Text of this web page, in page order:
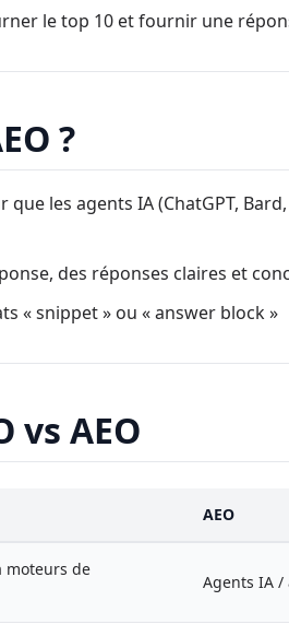
le top 10 et fournir une
?
les agents IA (ChatGPT,
des réponses claires et
« snippet » ou « answer block »
vs AEO
AEO
moteurs de
Agents IA /